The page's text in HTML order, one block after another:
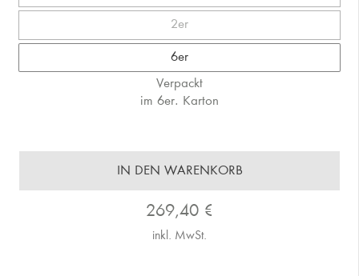
2er
6er
Verpackt
im 6er. Karton
IN DEN WARENKORB
269,40 €
inkl. MwSt.